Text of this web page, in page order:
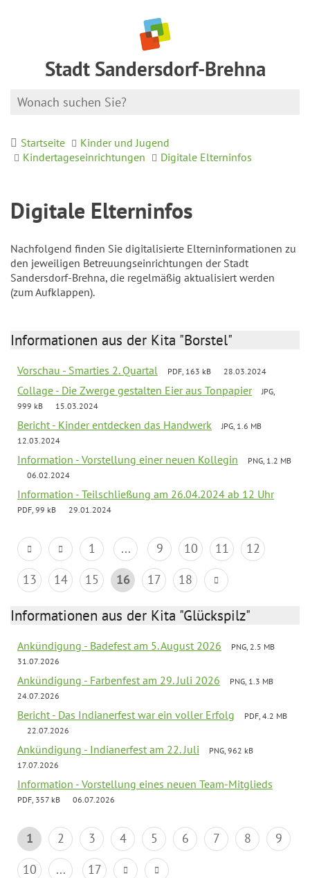
Stadt Sandersdorf-Brehna
Startseite
Kinder und Jugend
Kindertageseinrichtungen
Digitale Elterninfos
Digitale Elterninfos
Nachfolgend finden Sie digitalisierte Elterninformationen zu
den jeweiligen Betreuungseinrichtungen der Stadt
Sandersdorf-Brehna, die regelmäßig aktualisiert werden
(zum Aufklappen).
Informationen aus der Kita "Borstel"
Vorschau - Smarties 2. Quartal PDF, 163 kB 28.03.2024
Collage - Die Zwerge gestalten Eier aus Tonpapier
JPG,
999 kB
15.03.2024
Bericht - Kinder entdecken das Handwerk
JPG, 1.6 MB
12.03.2024
Information - Vorstellung einer neuen Kollegin
PNG, 1.2 MB
06.02.2024
Information - Teilschließung am 26.04.2024 ab 12 Uhr
PDF, 99 kB 29.01.2024
1 ... 9 10 11
12
13
14 15 16 17 18
Informationen aus der Kita "Glückspilz"
Ankündigung - Badefest am 5. August 2026
PNG, 2.5 MB
31.07.2026
Ankündigung - Farbenfest am 29. Juli 2026
PNG, 1.3 MB
24.07.2026
Bericht - Das Indianerfest war ein voller Erfolg
PDF, 4.2 MB
22.07.2026
Ankündigung - Indianerfest am 22. Juli
PNG, 962 kB
17.07.2026
Information - Vorstellung eines neuen Team-Mitglieds
PDF, 357 kB 06.07.2026
1 2 3 4 5 6 7 8
9
10
... 17